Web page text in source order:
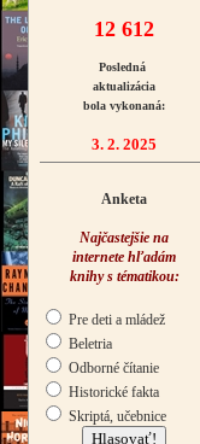
12 612
Posledná
aktualizácia
bola vykonaná:
3. 2. 2025
Anketa
Najčastejšie na
internete hľadám
knihy s tématikou:
Pre deti a mládež
Beletria
Odborné čítanie
Historické fakta
Skriptá, učebnice